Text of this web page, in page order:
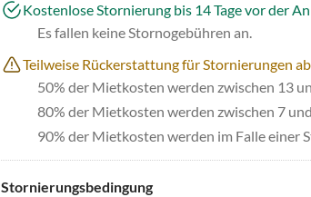
Kostenlose Stornierung bis 14 Tage vor der
Es fallen keine Stornogebühren an.
Teilweise Rückerstattung für Stornierungen
50% der Mietkosten werden zwischen 13
80% der Mietkosten werden zwischen 7
90% der Mietkosten werden im Falle einer
Stornierungsbedingung